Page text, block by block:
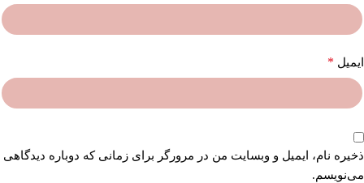
ایمیل *
ذخیره نام، ایمیل و وبسایت من در مرورگر برای زمانی که دوباره دیدگاهی
می‌نویسم.